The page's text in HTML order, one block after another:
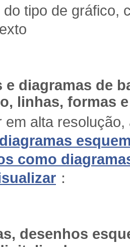
tipo de gráfico,
e diagramas de
linhas, formas
em alta
como
：
desenhos